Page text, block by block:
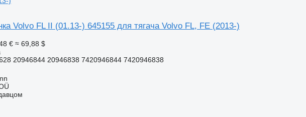
Volvo FL II (01.13-) 645155 для тягача Volvo FL, FE (2013-)
€ ≈ 69,88 $
20946844 20946838 7420946844 7420946838